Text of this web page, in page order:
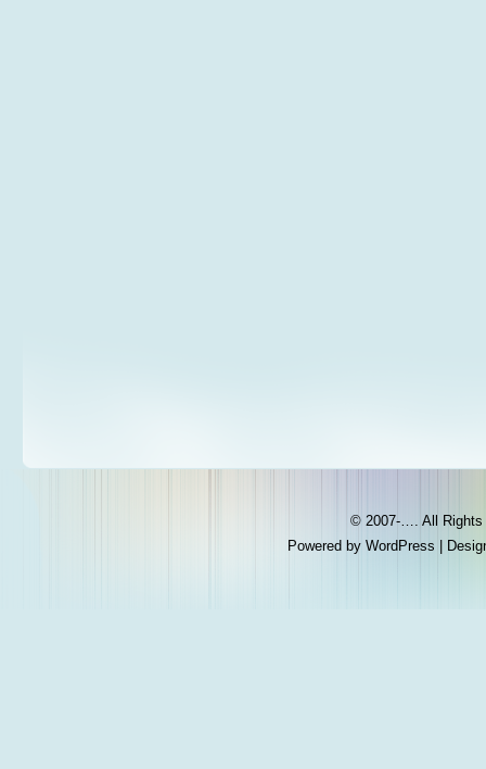
© 2007-…. All
Powered by WordPress |